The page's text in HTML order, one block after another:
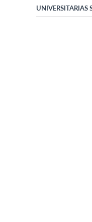
UNIVERSITARIAS